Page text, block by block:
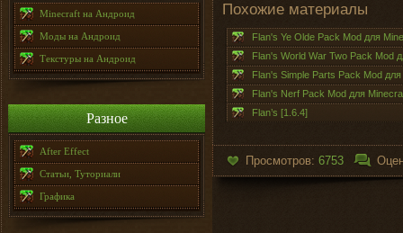
Minecraft на Андроид
Моды на Андроид
Текстуры на Андроид
Разное
After Effect
Статьи, Туториали
Графика
Похожие материалы
Flan's Ye Olde Pack Mod для
Flan's World War Two Pack Mod
Flan's Simple Parts Pack Mod
Flan's Nerf Pack Mod для
Flan’s [1.6.4]
Просмотров: 6753